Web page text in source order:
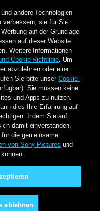
andere Technologien
verbessern, sie für Sie
auf der Grundlage
auf dieser Website
Weitere Informationen
Cookie-Richtlinie. Um
abzulehnen oder eine
Sie bitte unserCookie-
Sie müssen keine
und Apps zu nutzen.
dies Ihre Erfahrung auf
Indem Sie auf
damit einverstanden,
die gemeinsame
von Sony Pictures und
ablehnen